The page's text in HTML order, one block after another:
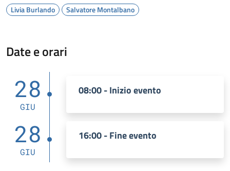
Livia Burlando Salvatore Montalbano
Date e orari
28
GIU
08:00 - Inizio evento
28
GIU
16:00 - Fine evento